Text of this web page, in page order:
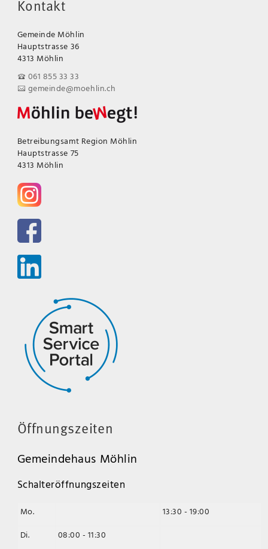
Kontakt
Gemeinde Möhlin
Hauptstrasse 36
4313 Möhlin
061 855 33 33
gemeinde@moehlin.ch
Betreibungsamt Region Möhlin
Hauptstrasse 75
4313 Möhlin
Öffnungszeiten
Gemeindehaus Möhlin
Schalteröffnungszeiten
Mo.
13:30 - 19:00
Di.
08:00 - 11:30